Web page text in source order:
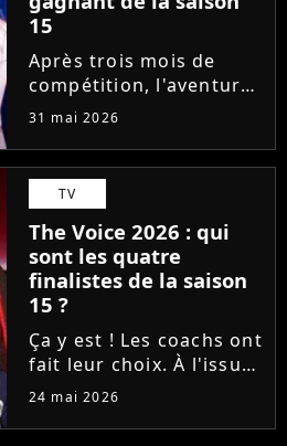
15
Après trois mois de
compétition, l'aventure
The Voice 2026 a pris
qui de Lady O, Hugo,
Tessa B. et CJM'S s'est
imposé sur la finish line
grâce aux votes du...
31 mai 2026
TV
The Voice 2026 : qui
sont les quatre
finalistes de la saison
15 ?
Ça y est ! Les coachs ont
fait leur choix. À l'issue
d'une demi-finale
exceptionnels et des
24 mai 2026